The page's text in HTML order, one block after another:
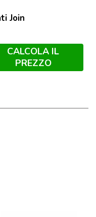
Join
CALCOLA IL
PREZZO